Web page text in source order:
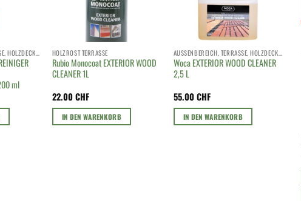
ml
HOLZROST TERRASSE
Rubio Monocoat EXTERIOR WOOD
CLEANER 1L
22.00CHF
IN DEN WARENKORB
Woca EXTERIOR WOOD CLEANER
2,5 L
55.00CHF
IN DEN WARENKORB